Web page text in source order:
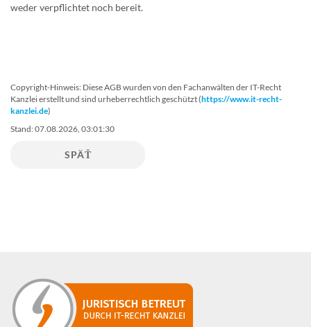
weder verpflichtet noch bereit.
Copyright-Hinweis: Diese AGB wurden von den Fachanwälten der IT-Recht
Kanzlei erstellt und sind urheberrechtlich geschützt (https://www.it-recht-
kanzlei.de)
Stand: 07.08.2026, 03:01:30
SPÄŤ